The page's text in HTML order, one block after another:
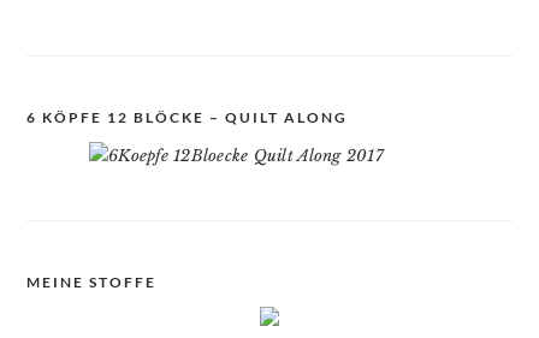
6 KÖPFE 12 BLÖCKE – QUILT ALONG
MEINE STOFFE